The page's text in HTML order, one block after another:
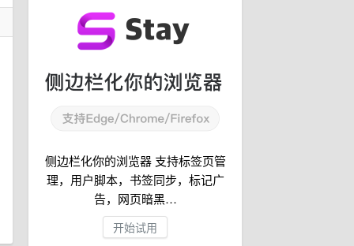
侧边栏化你的浏览器 支持标签页管
理，用户脚本，书签同步，标记广
告，网页暗黑…
开始试用